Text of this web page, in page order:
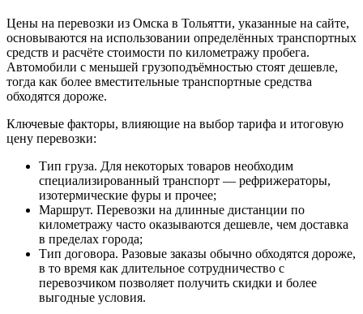
Цены на перевозки из Омска в Тольятти, указанные на сайте,
основываются на использовании определённых транспортных
средств и расчёте стоимости по километражу пробега.
Автомобили с меньшей грузоподъёмностью стоят дешевле,
тогда как более вместительные транспортные средства
обходятся дороже.
Ключевые факторы, влияющие на выбор тарифа и итоговую
цену перевозки:
Тип груза. Для некоторых товаров необходим
специализированный транспорт — рефрижераторы,
изотермические фуры и прочее;
Маршрут. Перевозки на длинные дистанции по
километражу часто оказываются дешевле, чем доставка
в пределах города;
Тип договора. Разовые заказы обычно обходятся дороже,
в то время как длительное сотрудничество с
перевозчиком позволяет получить скидки и более
выгодные условия.